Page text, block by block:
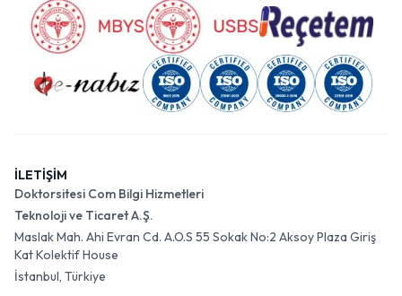
İLETİŞİM
Doktorsitesi Com Bilgi Hizmetleri
Teknoloji ve Ticaret A.Ş.
Maslak Mah. Ahi Evran Cd. A.O.S 55 Sokak No:2 Aksoy Plaza Giriş
Kat Kolektif House
İstanbul, Türkiye